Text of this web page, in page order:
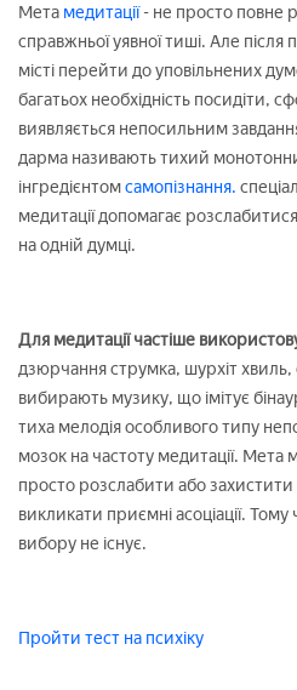
Мета медитації- не просто повне
справжньої уявної тиші. Але
місті перейти до уповільнених
багатьох необхідність посидіти,
виявляється непосильним
дарма називають тихий
інгредієнтомсамопізнання.
медитації допомагає
на одній думці.
Для медитації частіше
дзюрчання струмка, шурхіт хвиль,
вибирають музику, що імітує
тиха мелодія особливого типу
мозок на частоту медитації. Мета
просто розслабити або захистити
викликати приємні асоціації.
вибору не існує.
Пройти тест на психіку